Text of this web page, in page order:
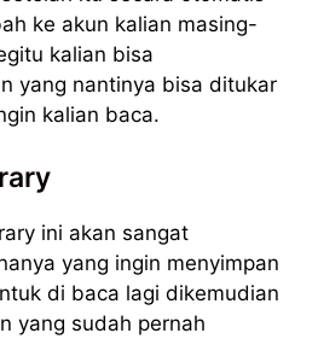
ke akun kalian masing-
kalian bisa
yang nantinya bisa ditukar
kalian baca.
ini akan sangat
yang ingin menyimpan
di baca lagi dikemudian
yang sudah pernah